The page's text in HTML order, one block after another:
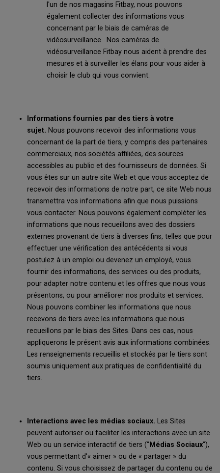
l'un de nos magasins Fitbay, nous pouvons
également collecter des informations vous
concernant par le biais de caméras de
vidéosurveillance. Nos caméras de
vidéosurveillance Fitbay nous aident à prendre des
mesures et à surveiller les élans pour vous aider à
choisir le club qui vous convient.
Informations fournies par des tiers à votre
sujet. Nous pouvons recevoir des informations vous
concernant de la part de tiers, y compris des partenaires
commerciaux, nos sociétés affiliées, des sources
accessibles au public et des fournisseurs de données. Si
vous êtes sur un autre site Web et que vous acceptez de
recevoir des informations de notre part, ce site Web nous
transmettra vos informations afin que nous puissions
vous contacter. Nous pouvons également compléter les
informations que nous recueillons avec des dossiers
externes provenant de tiers à diverses fins, telles que pour
effectuer une vérification des antécédents si vous
postulez à un emploi ou devenez un employé, vous
fournir des informations, des services ou des produits,
pour adapter notre contenu et les offres que nous vous
présentons, ou pour améliorer nos produits et services.
Nous pouvons combiner les informations que nous
recevons de tiers avec les informations que nous
recueillons par le biais des Sites. Dans ces cas, nous
appliquerons le présent avis aux informations combinées.
Les renseignements recueillis et stockés par le tiers sont
soumis uniquement aux pratiques de confidentialité du
tiers.
Interactions avec les médias sociaux. Les Sites
peuvent autoriser ou faciliter les interactions avec un site
Web ou un service interactif de tiers (" Médias Sociaux"),
vous permettant d'« aimer » ou de « partager » du
contenu. Si vous choisissez de partager du contenu ou de